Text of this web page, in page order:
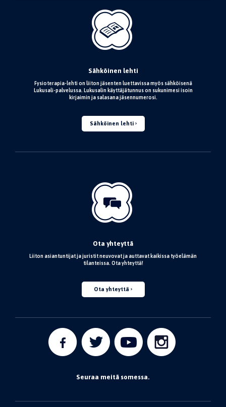
Sähköinen lehti
Fysioterapia-lehti on liiton jäsenten luettavissa myös sähköisenä
Lukusali-palvelussa. Lukusalin käyttäjätunnus on sukunimesi isoin
kirjaimin ja salasana jäsennumerosi.
Sähköinen lehti
Ota yhteyttä
Liiton asiantuntijat ja juristit neuvovat ja auttavat kaikissa työelämän
tilanteissa. Ota yhteyttä!
Ota yhteyttä
Seuraa meitä somessa.